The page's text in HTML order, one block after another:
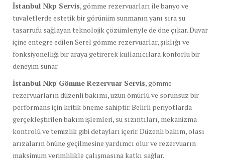
İstanbul Nkp Servis, gömme rezervuarları ile banyo ve
tuvaletlerde estetik bir görünüm sunmanın yanı sıra su
tasarrufu sağlayan teknolojik çözümleriyle de öne çıkar. Duvar
içine entegre edilen Serel gömme rezervuarlar, şıklığı ve
fonksiyonelliği bir araya getirerek kullanıcılara konforlu bir
deneyim sunar.
İstanbul Nkp Gömme Rezervuar Servis, gömme
rezervuarların düzenli bakımı, uzun ömürlü ve sorunsuz bir
performans için kritik öneme sahiptir. Belirli periyotlarda
gerçekleştirilen bakım işlemleri, su sızıntıları, mekanizma
kontrolü ve temizlik gibi detayları içerir. Düzenli bakım, olası
arızaların önüne geçilmesine yardımcı olur ve rezervuarın
maksimum verimlilikle çalışmasına katkı sağlar.